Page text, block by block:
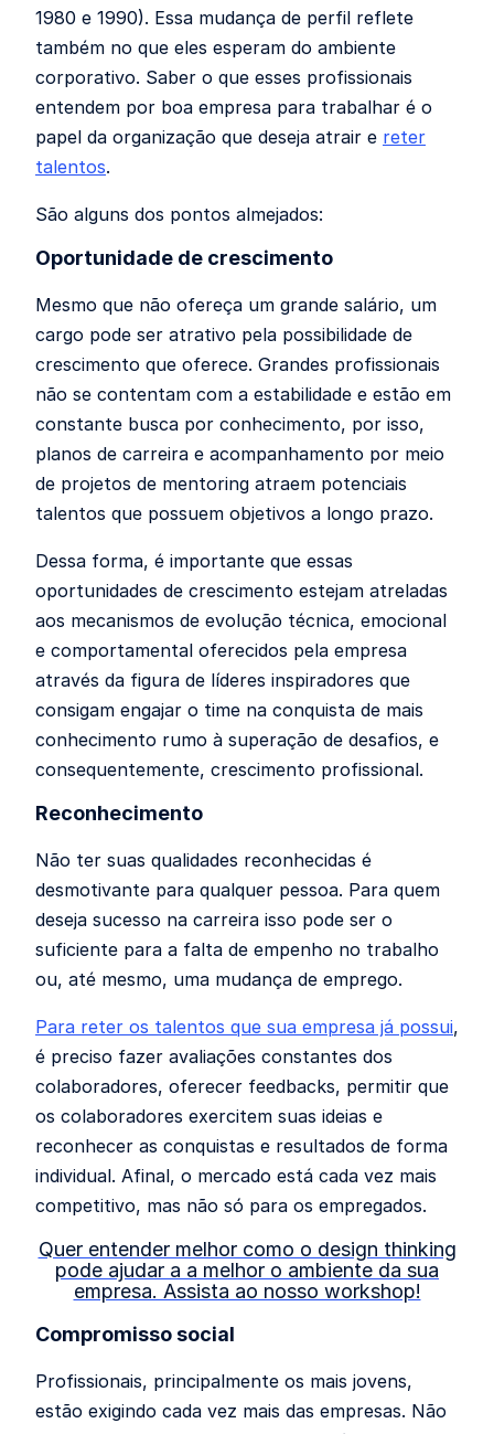
1980 e 1990). Essa mudança de perfil reflete
também no que eles esperam do ambiente
corporativo. Saber o que esses profissionais
entendem por boa empresa para trabalhar é o
papel da organização que deseja atrair e reter
talentos.
São alguns dos pontos almejados:
Oportunidade de crescimento
Mesmo que não ofereça um grande salário, um
cargo pode ser atrativo pela possibilidade de
crescimento que oferece. Grandes profissionais
não se contentam com a estabilidade e estão em
constante busca por conhecimento, por isso,
planos de carreira e acompanhamento por meio
de projetos de mentoring atraem potenciais
talentos que possuem objetivos a longo prazo.
Dessa forma, é importante que essas
oportunidades de crescimento estejam atreladas
aos mecanismos de evolução técnica, emocional
e comportamental oferecidos pela empresa
através da figura de líderes inspiradores que
consigam engajar o time na conquista de mais
conhecimento rumo à superação de desafios, e
consequentemente, crescimento profissional.
Reconhecimento
Não ter suas qualidades reconhecidas é
desmotivante para qualquer pessoa. Para quem
deseja sucesso na carreira isso pode ser o
suficiente para a falta de empenho no trabalho
ou, até mesmo, uma mudança de emprego.
Para reter os talentos que sua empresa já possui,
é preciso fazer avaliações constantes dos
colaboradores, oferecer feedbacks, permitir que
os colaboradores exercitem suas ideias e
reconhecer as conquistas e resultados de forma
individual. Afinal, o mercado está cada vez mais
competitivo, mas não só para os empregados.
Quer entender melhor como o design thinking
pode ajudar a a melhor o ambiente da sua
empresa. Assista ao nosso workshop!
Compromisso social
Profissionais, principalmente os mais jovens,
estão exigindo cada vez mais das empresas. Não